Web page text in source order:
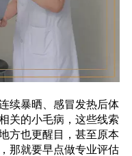
续暴晒、感冒发热后体
关的小毛病，这些线索
方也更醒目，甚至原本
那就要早点做专业评估